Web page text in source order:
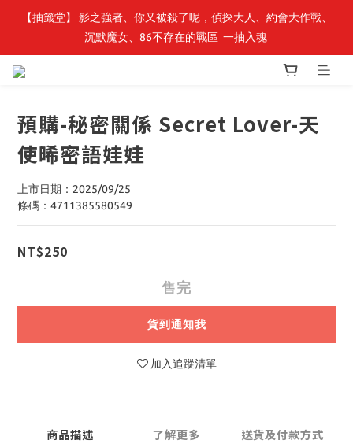
最新開賣🔥「全知讀者視角」 周邊商品
【抽籤堂】 影之強者、你又被殺了呢，偵探大人、約會大作戰、
沉默魔女、86不存在的戰區  一抽入魂
預購-秘密關係 Secret Lover-天
使晞密語娃娃
上市日期：2025/09/25
條碼：4711385580549
NT$250
售完
貨到通知我
加入追蹤清單
商品描述 了解更多 送貨及付款方式